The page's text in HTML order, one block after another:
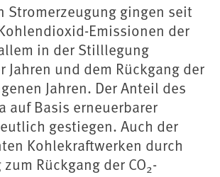
Stromerzeugung gingen seit
Emissionen der
in der Stilllegung
und dem Rückgang der
Jahren. Der Anteil des
auf Basis erneuerbarer
gestiegen. Auch der
Kohlekraftwerken durch
Rückgang der CO2-